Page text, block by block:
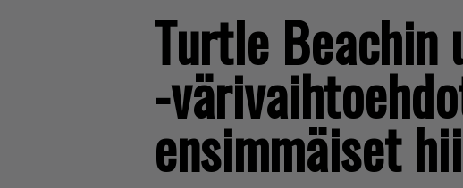
Turtle Beachin
-
ensimmäiset